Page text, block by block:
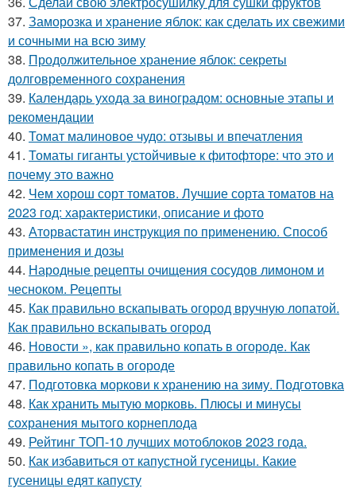
37. Заморозка и хранение яблок: как сделать их свежими
и сочными на всю зиму
38. Продолжительное хранение яблок: секреты
долговременного сохранения
39. Календарь ухода за виноградом: основные этапы и
рекомендации
40. Томат малиновое чудо: отзывы и впечатления
41. Томаты гиганты устойчивые к фитофторе: что это и
почему это важно
42. Чем хорош сорт томатов. Лучшие сорта томатов на
2023 год: характеристики, описание и фото
43. Аторвастатин инструкция по применению. Способ
применения и дозы
44. Народные рецепты очищения сосудов лимоном и
чесноком. Рецепты
45. Как правильно вскапывать огород вручную лопатой.
Как правильно вскапывать огород
46. Новости », как правильно копать в огороде. Как
правильно копать в огороде
47. Подготовка моркови к хранению на зиму. Подготовка
48. Как хранить мытую морковь. Плюсы и минусы
сохранения мытого корнеплода
49. Рейтинг ТОП-10 лучших мотоблоков 2023 года.
50. Как избавиться от капустной гусеницы. Какие
гусеницы едят капусту